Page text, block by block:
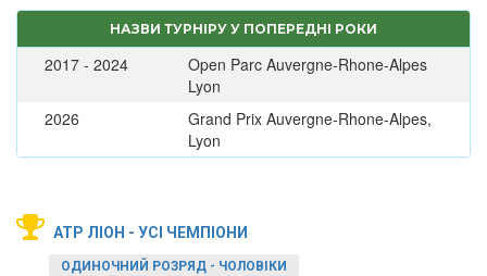
НАЗВИ ТУРНІРУ У ПОПЕРЕДНІ РОКИ
2017 - 2024
Open Parc Auvergne-Rhone-Alpes
Lyon
2026
Grand Prix Auvergne-Rhone-Alpes,
Lyon
ATP ЛІОН - УСІ ЧЕМПІОНИ
ОДИНОЧНИЙ РОЗРЯД - ЧОЛОВІКИ